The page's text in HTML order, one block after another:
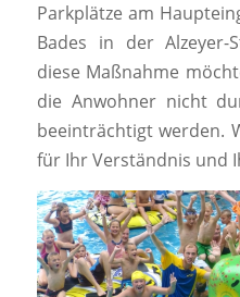
Parkplätze am
Bades in der Alzeyer-
diese Maßnahme
die Anwohner nicht
beeinträchtigt werden.
für Ihr Verständnis und